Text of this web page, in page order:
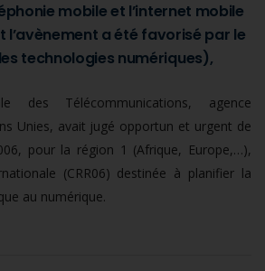
mobile et l’internet mobile
a été favorisé par le
technologies numériques),
des Télécommunications, agence
Unies, avait jugé opportun et urgent de
pour la région 1 (Afrique, Europe,…),
(CRR06) destinée à planifier la
au numérique.